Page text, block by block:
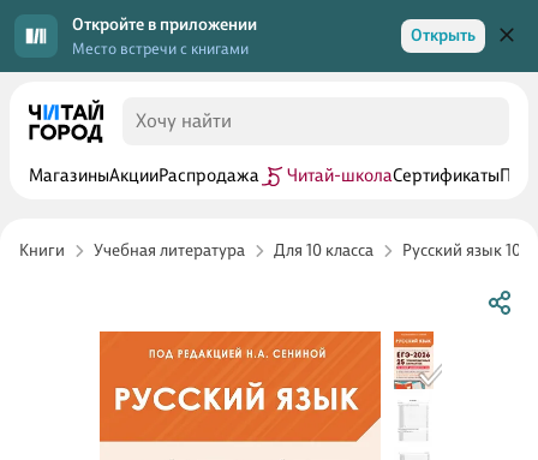
Откройте в приложении
Место встречи с книгами
Открыть
МагазиныАкцииРаспродажа Читай-школаСертификаты
Книги Учебная литература Для 10 класса Русский язык 10